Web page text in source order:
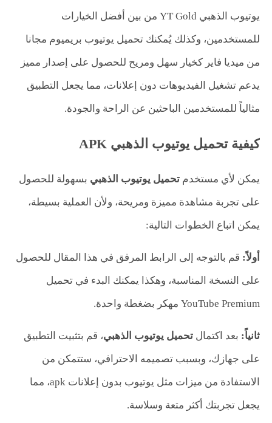
يوتيوب الذهبي YT Gold من بين أفضل الخيارات
للمستخدمين، وكذلك يُمكنك تحميل يوتيوب بريميوم مجانا
من ميديا فاير كخيار سهل ومريح للحصول على إصدار مميز
يدعم تشغيل الفيديوهات دون إعلانات، مما يجعل التطبيق
مثالياً للمستخدمين الباحثين عن الراحة والجودة.
كيفية تحميل يوتيوب الذهبي APK
يمكن لأي مستخدم تحميل يوتيوب الذهبي بسهولة للحصول
على تجربة مشاهدة مميزة ومريحة، ولأن العملية بسيطة،
يمكن اتباع الخطوات التالية:
أولاً: قم بالتوجه إلى الرابط المرفق في هذا المقال للحصول
على النسخة المناسبة، وهكذا يمكنك البدء في تحميل
YouTube Premium مهكر بضغطة واحدة.
ثانياً: بعد اكتمال تحميل يوتيوب الذهبي، قم بتثبيت التطبيق
على جهازك، وبسبب تصميمه الاحترافي، ستتمكن من
الاستفادة من ميزات مثل يوتيوب بدون إعلانات apk، مما
يجعل تجربتك أكثر متعة وسلاسة.